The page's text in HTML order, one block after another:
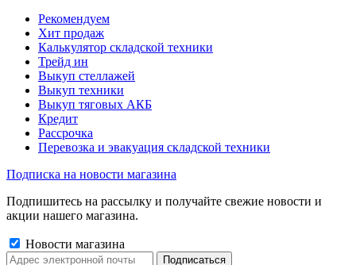
Рекомендуем
Хит продаж
Калькулятор складской техники
Трейд ин
Выкуп стеллажей
Выкуп техники
Выкуп тяговых АКБ
Кредит
Рассрочка
Перевозка и эвакуация складской техники
Подписка на новости магазина
Подпишитесь на рассылку и получайте свежие новости и
акции нашего магазина.
Новости магазина